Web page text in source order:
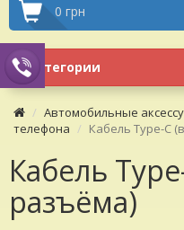
0 грн
Категории
Автомобильные
телефона
Кабель Type-C
Кабель
разъёма)